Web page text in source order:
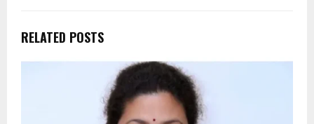
RELATED POSTS